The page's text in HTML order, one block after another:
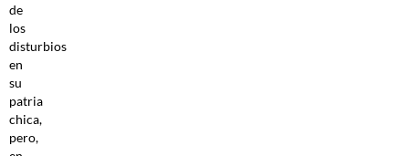
de
los
disturbios
en
su
patria
chica,
pero,